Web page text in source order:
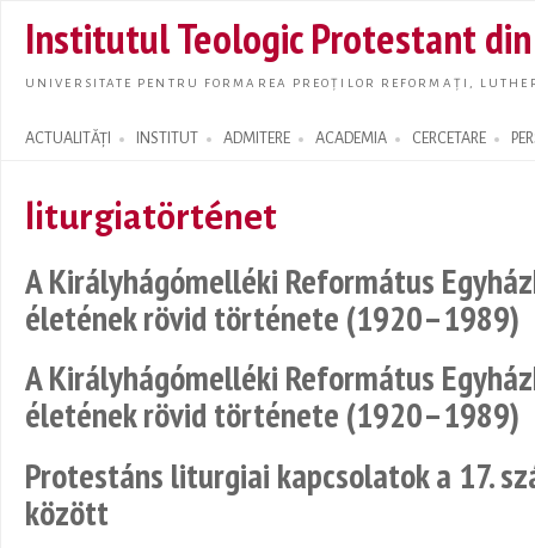
main
Institutul Teologic Protestant
UNIVERSITATE PENTRU FORMAREA PREOȚILOR REFORMAȚI,
ACTUALITĂȚI INSTITUT ADMITERE ACADEMIA CERCETARE
Search form
liturgiatörténet
A Királyhágómelléki Református
életének rövid története (1920–1989)
A Királyhágómelléki Református
életének rövid története (1920–1989)
Protestáns liturgiai kapcsolatok a 17.
között